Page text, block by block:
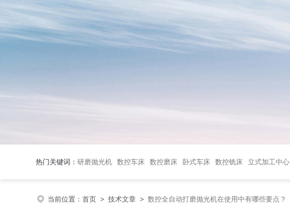
热门关键词： 研磨抛光机 数控车床 数控磨床 卧式车床 数控铣床 立式加工中心
当前位置： 首页 > 技术文章 > 数控全自动打磨抛光机在使用中有哪些要点？